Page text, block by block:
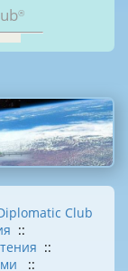
®
Club
::
::
::